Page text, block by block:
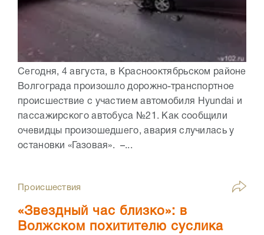
Сегодня, 4 августа, в Краснооктябрьском районе
Волгограда произошло дорожно-транспортное
происшествие с участием автомобиля Hyundai и
пассажирского автобуса №21. Как сообщили
очевидцы произошедшего, авария случилась у
остановки «Газовая». –...
Происшествия
«Звездный час близко»: в
Волжском похитителю суслика